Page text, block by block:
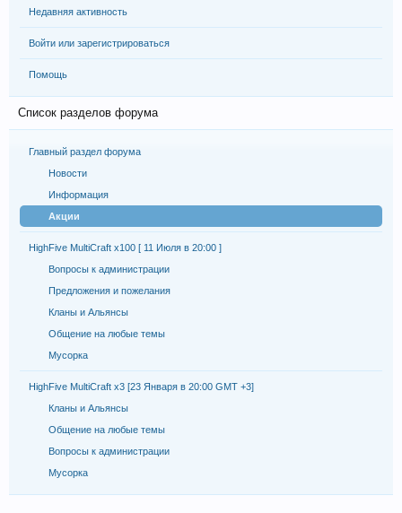
Недавняя активность
Войти или зарегистрироваться
Помощь
Список разделов форума
Главный раздел форума
Новости
Информация
Акции
HighFive MultiCraft x100 [ 11 Июля в 20:00 ]
Вопросы к администрации
Предложения и пожелания
Кланы и Альянсы
Общение на любые темы
Мусорка
HighFive MultiCraft x3 [23 Января в 20:00 GMT +3]
Кланы и Альянсы
Общение на любые темы
Вопросы к администрации
Мусорка